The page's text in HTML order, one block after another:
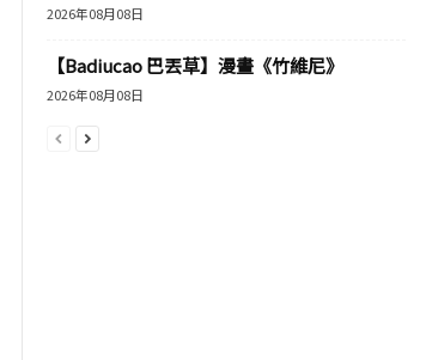
2026年08月08日
【Badiucao 巴丟草】漫畫《竹維尼》
2026年08月08日